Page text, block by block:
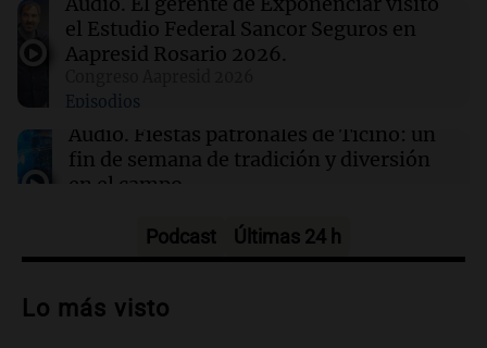
bombardeo atómico y critica la disuasión
nuclear
00:32 Clima
Clima en Salta: cómo estará el tiempo este
jueves 6 de agosto
el Estudio Federal Sancor Seguros en
Aapresid Rosario 2026.
Episodios
Audio. Fiestas patronales de Ticino: un
fin de semana de tradición y diversión
en el campo
Audio.Preparativos para la feria en La
de apertura
Podcast Últimas 24 h
Lo más visto